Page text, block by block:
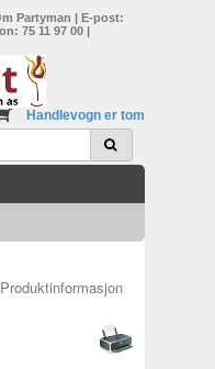
Partyman | E-post:
75 11 97 00 |
Handlevogn er tom
Produktinformasjon